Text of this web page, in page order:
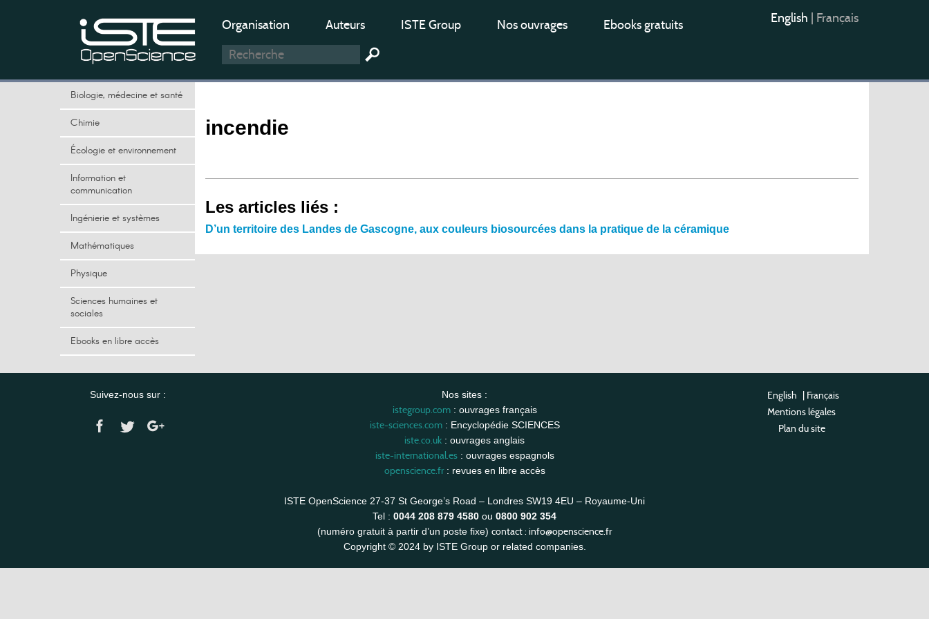
Organisation Auteurs ISTE Group Nos ouvrages Ebooks gratuits English Français
Biologie, médecine et santé
Chimie
Écologie et environnement
Information et
communication
Ingénierie et systèmes
Mathématiques
Physique
Sciences humaines et
sociales
Ebooks en libre accès
incendie
Les articles liés :
D’un territoire des Landes de Gascogne, aux couleurs biosourcées dans la pratique de la céramique
Suivez-nous sur : Nos sites :
istegroup.com: ouvrages français
iste-sciences.com: Encyclopédie SCIENCES
iste.co.uk : ouvrages anglais
iste-international.es: ouvrages espagnols
openscience.fr: revues en libre accès
ISTE OpenScience 27-37 St George’s Road – Londres SW19 4EU – Royaume-Uni
Tel : 0044 208 879 4580 ou 0800 902 354
(numéro gratuit à partir d’un poste fixe) contact : info@openscience.fr
Copyright © 2024 by ISTE Group or related companies.
English | Français
Mentions légales
Plan du site